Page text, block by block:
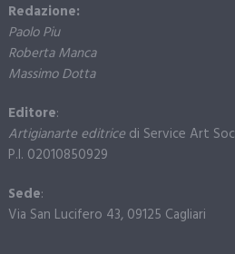
Redazione:
Paolo Piu
Roberta Manca
Massimo Dotta
Editore:
Artigianarte editricedi Service Art
P.I. 02010850929
Sede:
Via San Lucifero 43, 09125 Cagliari